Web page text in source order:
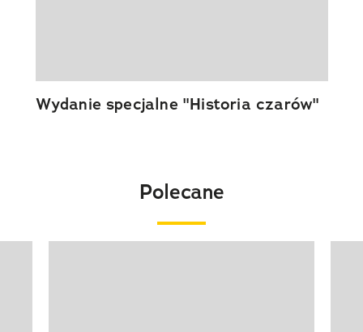
Wydanie specjalne "Historia czarów"
Polecane